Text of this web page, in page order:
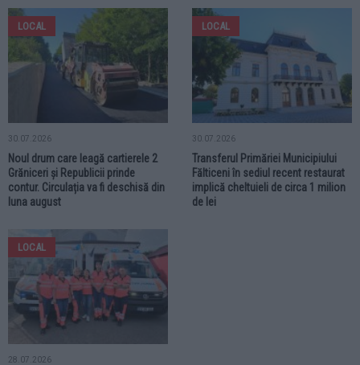
LOCAL
30.07.2026
Noul drum care leagă cartierele 2
Grăniceri și Republicii prinde
contur. Circulația va fi deschisă din
luna august
LOCAL
30.07.2026
Transferul Primăriei Municipiului
Fălticeni în sediul recent restaurat
implică cheltuieli de circa 1 milion
de lei
LOCAL
28.07.2026